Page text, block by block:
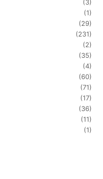
(3)
(1)
(29)
(231)
(2)
(35)
(4)
(60)
(71)
(17)
(36)
(11)
(1)